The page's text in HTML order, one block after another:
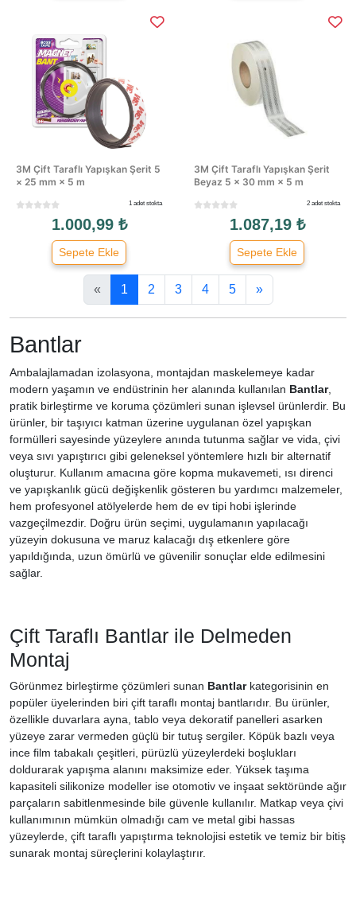
3M Çift Taraflı Yapışkan Şerit 5
× 25 mm × 5 m
1 adet stokta
1.000,99 ₺
Sepete Ekle
3M Çift Taraflı Yapışkan Şerit
Beyaz 5 × 30 mm × 5 m
2 adet stokta
1.087,19 ₺
Sepete Ekle
« 1 2 3 4 5 »
Bantlar
Ambalajlamadan izolasyona, montajdan maskelemeye kadar
modern yaşamın ve endüstrinin her alanında kullanılan Bantlar,
pratik birleştirme ve koruma çözümleri sunan işlevsel ürünlerdir. Bu
ürünler, bir taşıyıcı katman üzerine uygulanan özel yapışkan
formülleri sayesinde yüzeylere anında tutunma sağlar ve vida, çivi
veya sıvı yapıştırıcı gibi geleneksel yöntemlere hızlı bir alternatif
oluşturur. Kullanım amacına göre kopma mukavemeti, ısı direnci
ve yapışkanlık gücü değişkenlik gösteren bu yardımcı malzemeler,
hem profesyonel atölyelerde hem de ev tipi hobi işlerinde
vazgeçilmezdir. Doğru ürün seçimi, uygulamanın yapılacağı
yüzeyin dokusuna ve maruz kalacağı dış etkenlere göre
yapıldığında, uzun ömürlü ve güvenilir sonuçlar elde edilmesini
sağlar.
Çift Taraflı Bantlar ile Delmeden
Montaj
Görünmez birleştirme çözümleri sunan Bantlarkategorisinin en
popüler üyelerinden biri çift taraflı montaj bantlarıdır. Bu ürünler,
özellikle duvarlara ayna, tablo veya dekoratif panelleri asarken
yüzeye zarar vermeden güçlü bir tutuş sergiler. Köpük bazlı veya
ince film tabakalı çeşitleri, pürüzlü yüzeylerdeki boşlukları
doldurarak yapışma alanını maksimize eder. Yüksek taşıma
kapasiteli silikonize modeller ise otomotiv ve inşaat sektöründe ağır
parçaların sabitlenmesinde bile güvenle kullanılır. Matkap veya çivi
kullanımının mümkün olmadığı cam ve metal gibi hassas
yüzeylerde, çift taraflı yapıştırma teknolojisi estetik ve temiz bir bitiş
sunarak montaj süreçlerini kolaylaştırır.